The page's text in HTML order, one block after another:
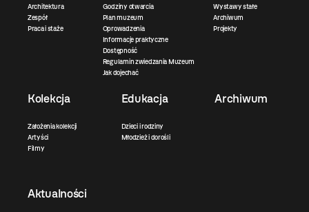
Architektura
Zespół
Praca i staże
Godziny otwarcia
Plan muzeum
Oprowadzenia
Informacje praktyczne
Dostępność
Regulamin zwiedzania Muzeum
Jak dojechać
Wystawy stałe
Archiwum
Projekty
Kolekcja
Założenia kolekcji
Artyści
Filmy
Edukacja
Dzieci i rodziny
Młodzież i dorośli
Archiwum
Aktualności